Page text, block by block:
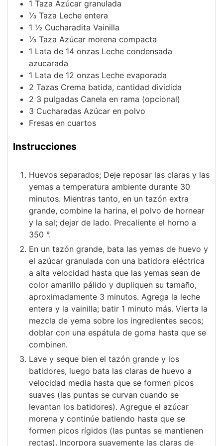
1 Taza Azúcar granulada
⅓ Taza Leche entera
1 ½ Cucharadita Vainilla
⅓ Taza Azúcar morena compacta
1 Lata de 14 onzas Leche condensada
azucarada
1 Lata de 12 onzas Leche evaporada
2 Tazas Crema batida, cantidad dividida
2 3 pulgadas Canela en rama (opcional)
3 Cucharadas Azúcar en polvo
Fresas en cuartos
Instrucciones
Huevos separados; Deje reposar las claras y las
yemas a temperatura ambiente durante 30
minutos. Mientras tanto, en un tazón extra
grande, combine la harina, el polvo de hornear
y la sal; dejar de lado. Precaliente el horno a
350 °.
En un tazón grande, bata las yemas de huevo y
el azúcar granulada con una batidora eléctrica
a alta velocidad hasta que las yemas sean de
color amarillo pálido y dupliquen su tamaño,
aproximadamente 3 minutos. Agrega la leche
entera y la vainilla; batir 1 minuto más. Vierta la
mezcla de yema sobre los ingredientes secos;
doblar con una espátula de goma hasta que se
combinen.
Lave y seque bien el tazón grande y los
batidores, luego bata las claras de huevo a
velocidad media hasta que se formen picos
suaves (las puntas se curvan cuando se
levantan los batidores). Agregue el azúcar
morena y continúe batiendo hasta que se
formen picos rígidos (las puntas se mantienen
rectas). Incorpora suavemente las claras de